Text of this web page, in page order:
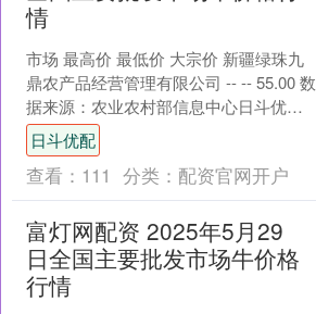
情
市场 最高价 最低价 大宗价 新疆绿珠九
鼎农产品经营管理有限公司 -- -- 55.00 数
据来源：农业农村部信息中心日斗优
配....
日斗优配
查看： 111 分类： 配资官网开户
富灯网配资 2025年5月29
日全国主要批发市场牛价格
行情